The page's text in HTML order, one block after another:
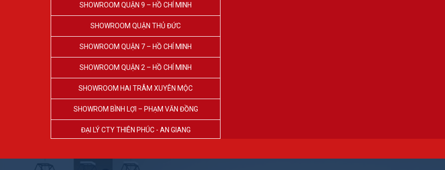
SHOWROOM QUẬN 9 – HỒ CHÍ MINH
SHOWROOM QUẬN THỦ ĐỨC
SHOWROOM QUẬN 7 – HỒ CHÍ MINH
SHOWROOM QUẬN 2 – HỒ CHÍ MINH
SHOWROOM HAI TRÂM XUYÊN MỘC
SHOWROM BÌNH LỢI – PHẠM VĂN ĐỒNG
ĐẠI LÝ CTY THIÊN PHÚC - AN GIANG